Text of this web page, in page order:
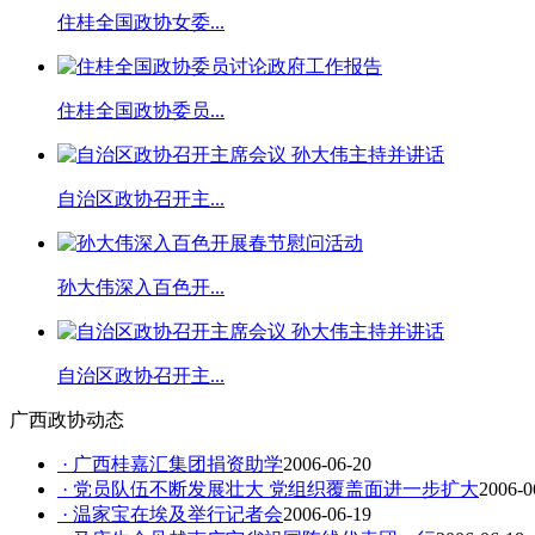
住桂全国政协女委...
住桂全国政协委员...
自治区政协召开主...
孙大伟深入百色开...
自治区政协召开主...
广西政协动态
· 广西桂嘉汇集团捐资助学2006-06-20
· 党员队伍不断发展壮大 党组织覆盖面进一步扩大2006-
· 温家宝在埃及举行记者会2006-06-19